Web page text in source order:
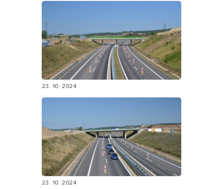
23. 10. 2024
23. 10. 2024